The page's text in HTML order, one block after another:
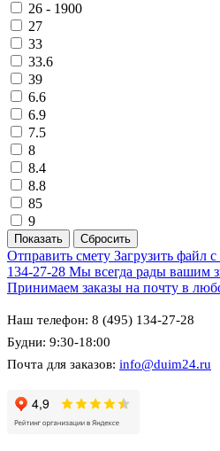
26 - 1900
27
33
33.6
39
6.6
6.9
7.5
8
8.4
8.8
85
9
Отправить смету Загрузить файл
134-27-28 Мы всегда рады вашим
Принимаем заказы на почту в
Наш телефон: 8 (495) 134-27-28
Будни: 9:30-18:00
Почта для заказов: info@duim24.ru